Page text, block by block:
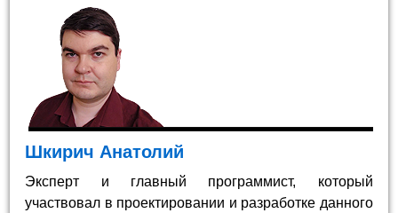
Шкирич Анатолий
Эксперт и главный программист, который
участвовал в проектировании и разработке данного